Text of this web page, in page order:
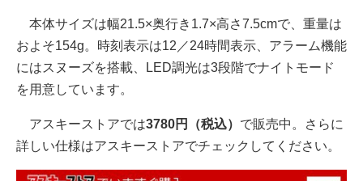
本体サイズは幅21.5×奥行き1.7×高さ7.5cmで、重量は
およそ154g。時刻表示は12／24時間表示、アラーム機能
にはスヌーズを搭載、LED調光は3段階でナイトモード
を用意しています。
アスキーストアでは3780円（税込） で販売中。さらに
詳しい仕様はアスキーストアでチェックしてください。